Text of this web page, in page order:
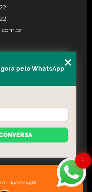
de 19/02/1998)
1
pelo WhatsApp